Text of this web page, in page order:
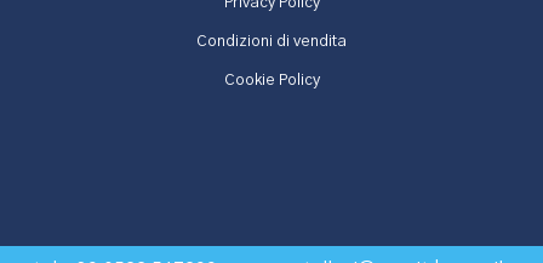
Condizioni di vendita
Cookie Policy